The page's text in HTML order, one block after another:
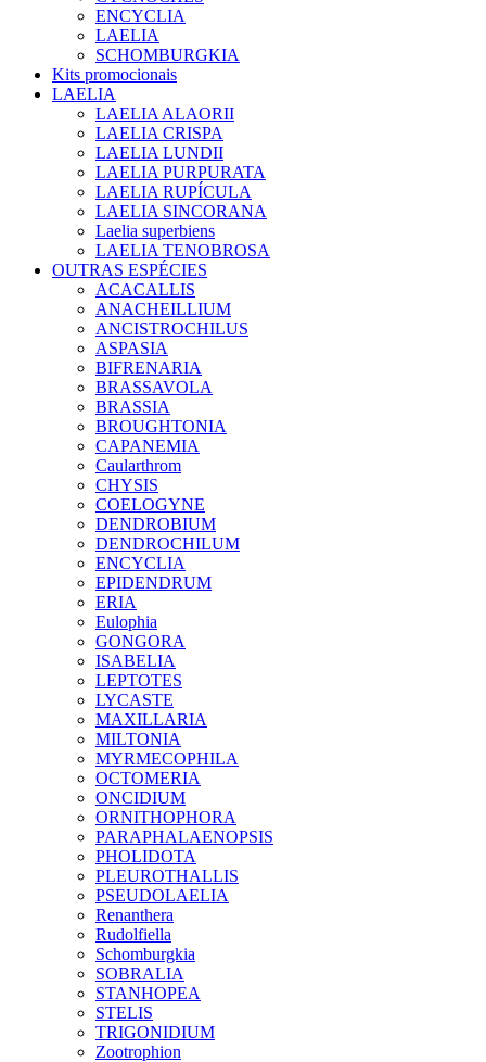
ENCYCLIA
LAELIA
SCHOMBURGKIA
Kits promocionais
LAELIA
LAELIA ALAORII
LAELIA CRISPA
LAELIA LUNDII
LAELIA PURPURATA
LAELIA RUPÍCULA
LAELIA SINCORANA
Laelia superbiens
LAELIA TENOBROSA
OUTRAS ESPÉCIES
ACACALLIS
ANACHEILLIUM
ANCISTROCHILUS
ASPASIA
BIFRENARIA
BRASSAVOLA
BRASSIA
BROUGHTONIA
CAPANEMIA
Caularthrom
CHYSIS
COELOGYNE
DENDROBIUM
DENDROCHILUM
ENCYCLIA
EPIDENDRUM
ERIA
Eulophia
GONGORA
ISABELIA
LEPTOTES
LYCASTE
MAXILLARIA
MILTONIA
MYRMECOPHILA
OCTOMERIA
ONCIDIUM
ORNITHOPHORA
PARAPHALAENOPSIS
PHOLIDOTA
PLEUROTHALLIS
PSEUDOLAELIA
Renanthera
Rudolfiella
Schomburgkia
SOBRALIA
STANHOPEA
STELIS
TRIGONIDIUM
Zootrophion